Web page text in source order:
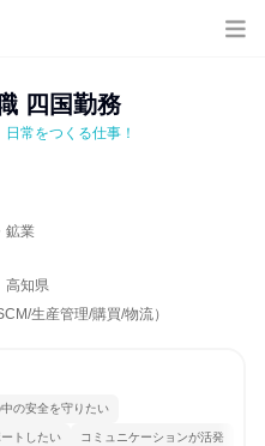
四国勤務
常をつくる仕事！
鉱業
高知県
生産管理/購買/物流）
中の安全を守りたい
トしたい コミュニケーションが活発